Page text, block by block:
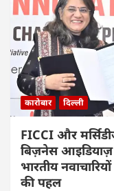
कारोबार दिल्ली
FICCI और
बिज़नेस आइडियाज़
भारतीय
की पहल